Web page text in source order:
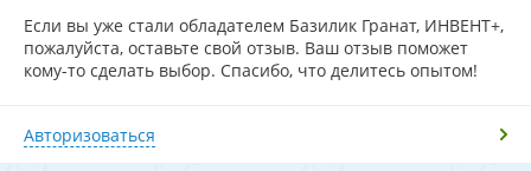
Если вы уже стали обладателем Базилик Гранат, ИНВЕНТ+,
пожалуйста, оставьте свой отзыв. Ваш отзыв поможет
кому-то сделать выбор. Спасибо, что делитесь опытом!
Авторизоваться